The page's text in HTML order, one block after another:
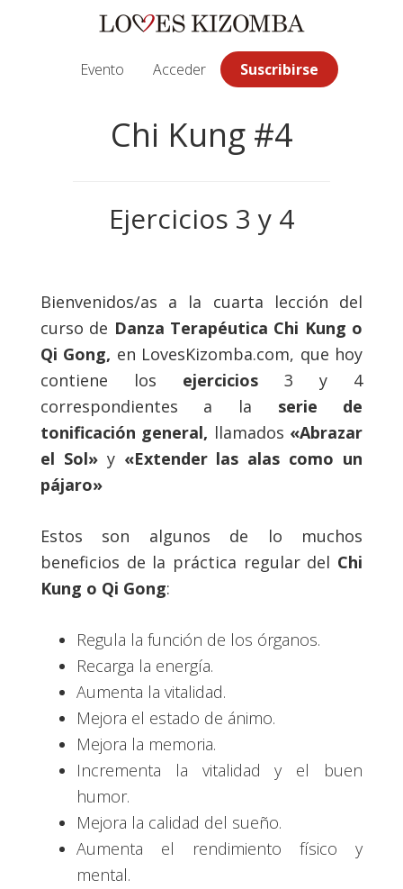
Evento Acceder Suscribirse
Chi Kung #4
Ejercicios 3 y 4
Bienvenidos/as a la cuarta lección del
curso de Danza Terapéutica Chi Kung o
Qi Gong, en LovesKizomba.com, que hoy
contiene los ejercicios3 y 4
correspondientes a la serie de
tonificación general, llamados «Abrazar
el Sol» y«Extender las alas como un
pájaro»
Estos son algunos de lo muchos
beneficios de la práctica regular del Chi
Kung o Qi Gong:
Regula la función de los órganos.
Recarga la energía.
Aumenta la vitalidad.
Mejora el estado de ánimo.
Mejora la memoria.
Incrementa la vitalidad y el buen
humor.
Mejora la calidad del sueño.
Aumenta el rendimiento físico y
mental.